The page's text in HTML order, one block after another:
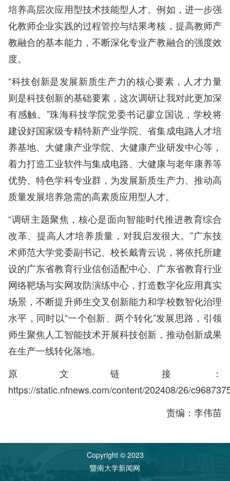
培养高层次应用型技术技能型人才。例如，进一步强
化教师企业实践的过程管控与结果考核，提高教师产
教融合的基本能力，不断深化专业产教融合的强度效
度。
“科技创新是发展新质生产力的核心要素，人才力量
则是科技创新的基础要素，这次调研让我对此更加深
有感触。”珠海科技学院党委书记廖立国说，学校将
建设好国家级专精特新产业学院、省集成电路人才培
养基地、大健康产业学院、大健康产业研发中心等，
着力打造工业软件与集成电路、大健康与老年康养等
优势、特色学科专业群，为发展新质生产力、推动高
质量发展培养急需的高素质应用型人才。
“调研主题聚焦，核心是面向智能时代推进教育综合
改革、提高人才培养质量，对我启发很大。”广东技
术师范大学党委副书记、校长戴青云说，将依托所建
设的广东省教育行业信创适配中心、广东省教育行业
网络靶场与实网攻防演练中心，打造数字化应用真实
场景，不断提升师生交叉创新能力和学校数智化治理
水平，同时以“一个创新、两个转化”发展思路，引领
师生聚焦人工智能技术开展科技创新，推动创新成果
在生产一线转化落地。
原文链接：
https://static.nfnews.com/content/202408/26/
责编：李伟苗
Copyright © 2023
暨南大学新闻网